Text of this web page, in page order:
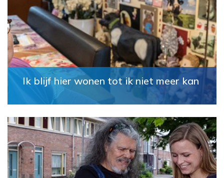
Ik blijf hier wonen tot ik niet meer kan